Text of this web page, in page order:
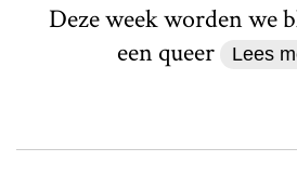
Deze week worden we
een queer
Lees